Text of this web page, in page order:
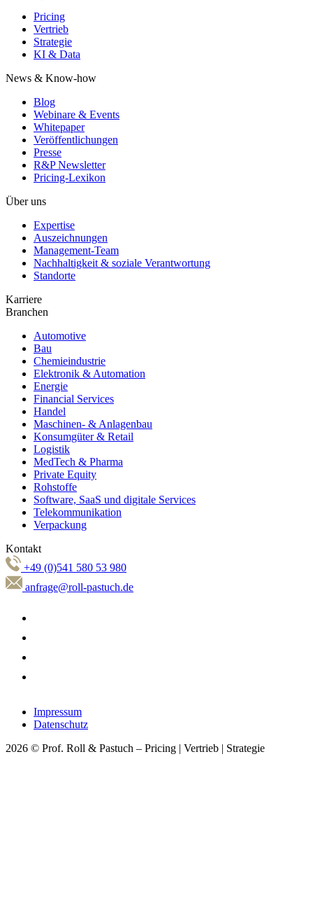
Pricing
Vertrieb
Strategie
KI & Data
News & Know-how
Blog
Webinare & Events
Whitepaper
Veröffentlichungen
Presse
R&P Newsletter
Pricing-Lexikon
Über uns
Expertise
Auszeichnungen
Management-Team
Nachhaltigkeit & soziale Verantwortung
Standorte
Karriere
Branchen
Automotive
Bau
Chemieindustrie
Elektronik & Automation
Energie
Financial Services
Handel
Maschinen- & Anlagenbau
Konsumgüter & Retail
Logistik
MedTech & Pharma
Private Equity
Rohstoffe
Software, SaaS und digitale Services
Telekommunikation
Verpackung
Kontakt
+49 (0)541 580 53 980
anfrage@roll-pastuch.de
Impressum
Datenschutz
2026 © Prof. Roll & Pastuch – Pricing | Vertrieb | Strategie